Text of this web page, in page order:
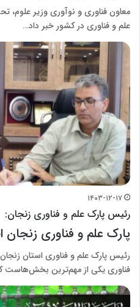
علم و فناوری در کشور خبر داد…
۱۴۰۳-۱۲-۱۷
رئیس پارک علم و فناوری زنجان:
پارک علم و فناوری
رئیس پارک علم و فناوری استان
فناوری یکی از مهم‌ترین بخش‌هاست